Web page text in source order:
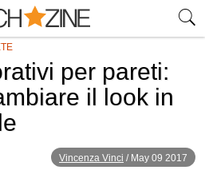
per pareti:
il look in
Vincenza Vinci / May 09 2017